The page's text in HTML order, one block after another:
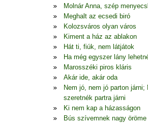
Molnár Anna, szép
Meghalt az ecsedi biró
Kolozsváros olyan város
Kiment a ház az ablakon
Hát ti, fiúk, nem látjátok
Ha még egyszer lány
Marosszéki piros kláris
Akár ide, akár oda
Nem jó, nem jó parton
szeretnék partra járni
Ki nem kap a házasságon
Bús szívemnek nagy öröme